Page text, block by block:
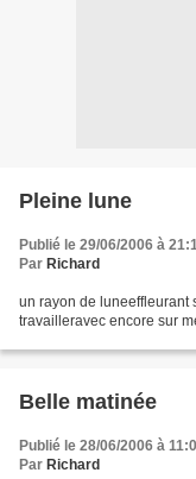
Pleine lune
Publié le 29/06/2006 à
Par Richard
un rayon de luneeffleurant
travailleravec encore sur
Belle matinée
Publié le 28/06/2006 à
Par Richard